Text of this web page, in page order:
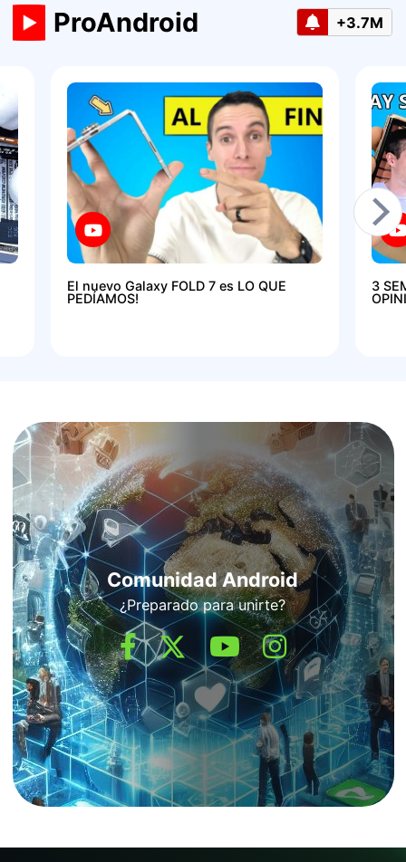
ProAndroid +3.7M
El nuevo Galaxy FOLD 7 es LO QUE
PEDÍAMOS!
3
Comunidad Android
¿Preparado para unirte?